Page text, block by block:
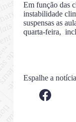
Em função das
instabilidade
suspensas as
quarta-feira,
Espalhe a